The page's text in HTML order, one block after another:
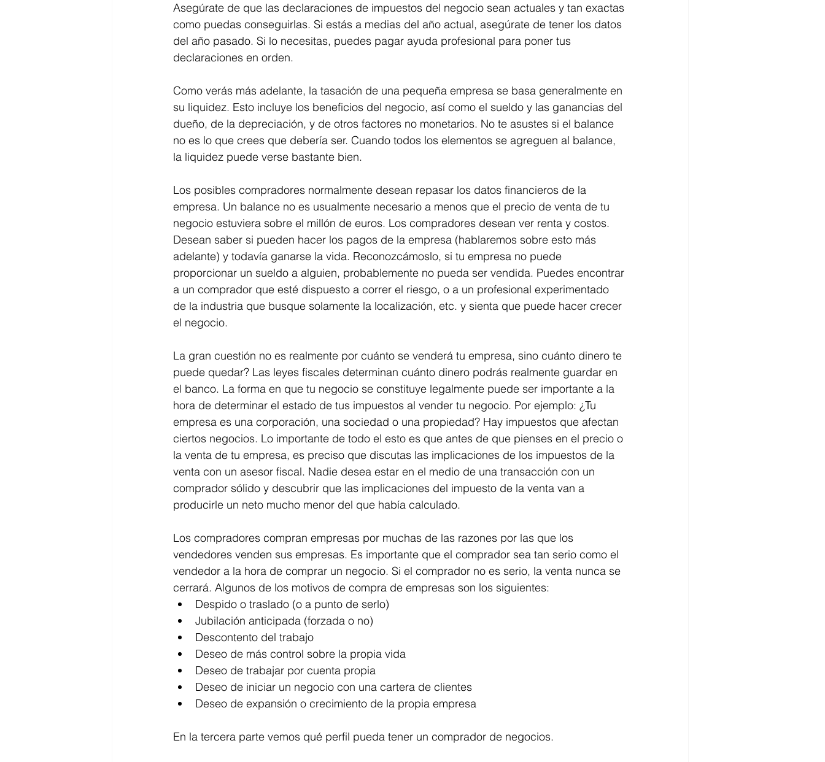
Asegúrate de que las declaraciones de impuestos del negocio sean actuales y tan exactas
como puedas conseguirlas. Si estás a medias del año actual, asegúrate de tener los datos
del año pasado. Si lo necesitas, puedes pagar ayuda profesional para poner tus
declaraciones en orden.
Como verás más adelante, la tasación de una pequeña empresa se basa generalmente en
su liquidez. Esto incluye los beneficios del negocio, así como el sueldo y las ganancias del
dueño, de la depreciación, y de otros factores no monetarios. No te asustes si el balance
no es lo que crees que debería ser. Cuando todos los elementos se agreguen al balance,
la liquidez puede verse bastante bien.
Los posibles compradores normalmente desean repasar los datos financieros de la
empresa. Un balance no es usualmente necesario a menos que el precio de venta de tu
negocio estuviera sobre el millón de euros. Los compradores desean ver renta y costos.
Desean saber si pueden hacer los pagos de la empresa (hablaremos sobre esto más
adelante) y todavía ganarse la vida. Reconozcámoslo, si tu empresa no puede
proporcionar un sueldo a alguien, probablemente no pueda ser vendida. Puedes encontrar
a un comprador que esté dispuesto a correr el riesgo, o a un profesional experimentado
de la industria que busque solamente la localización, etc. y sienta que puede hacer crecer
el negocio.
La gran cuestión no es realmente por cuánto se venderá tu empresa, sino cuánto dinero te
puede quedar? Las leyes fiscales determinan cuánto dinero podrás realmente guardar en
el banco. La forma en que tu negocio se constituye legalmente puede ser importante a la
hora de determinar el estado de tus impuestos al vender tu negocio. Por ejemplo: ¿Tu
empresa es una corporación, una sociedad o una propiedad? Hay impuestos que afectan
ciertos negocios. Lo importante de todo el esto es que antes de que pienses en el precio o
la venta de tu empresa, es preciso que discutas las implicaciones de los impuestos de la
venta con un asesor fiscal. Nadie desea estar en el medio de una transacción con un
comprador sólido y descubrir que las implicaciones del impuesto de la venta van a
producirle un neto mucho menor del que había calculado.
Los compradores compran empresas por muchas de las razones por las que los
vendedores venden sus empresas. Es importante que el comprador sea tan serio como el
vendedor a la hora de comprar un negocio. Si el comprador no es serio, la venta nunca se
cerrará. Algunos de los motivos de compra de empresas son los siguientes:
Despido o traslado (o a punto de serlo)
Jubilación anticipada (forzada o no)
Descontento del trabajo
Deseo de más control sobre la propia vida
Deseo de trabajar por cuenta propia
Deseo de iniciar un negocio con una cartera de clientes
Deseo de expansión o crecimiento de la propia empresa
En la tercera parte vemos qué perfil pueda tener un comprador de negocios.